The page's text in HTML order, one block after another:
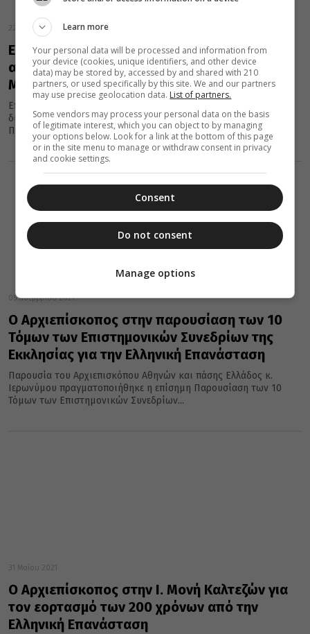
22 Νοεμβρίου 2021
Επιστημονική Εσπερίδα για τα 200 χρόνια
από την Ελληνική Επανάσταση στη
Μητρόπολη Λαρίσης
Επιστημονική Εσπερίδα για την Ελληνική Επανάσταση του 1821,
διοργανώνει η Μητρόπολη Λαρίσης, σε συνεργασία με την
Περιφέρεια Θεσσαλίας, τον...
05 Νοεμβρίου 2021
Ο Αρχιεπίσκοπος στην παρουσίαση των 10
Τόμων των Επιστημονικών Συνεδρίων της
Εκκλησίας για την Ελληνική Επανάσταση
Παρουσία του Αρχιεπισκόπου Αθηνών και πάσης Ελλάδος κ.
Ιερωνύμου πραγματοποιήθηκε η επίσημη Παρουσίαση των 10
Τόμων των Επιστημονικών Συνεδρίων...
31 Μαΐου 2021
Ο Αρχιεπίσκοπος στην Ι. Μονή Καλτεζών για
τον εορτασμό των 200 χρόνων από την
Ελληνική Επανάσταση
Learn more
Your personal data will be processed and information from
your device (cookies, unique identifiers, and other device
data) may be stored by, accessed by and shared with 210
partners, or used specifically by this site. We and our partners
may use precise geolocation data. List of partners.
Some vendors may process your personal data on the basis
of legitimate interest, which you can object to by managing
your options below. Look for a link at the bottom of this page
or in the site menu to manage or withdraw consent in privacy
and cookie settings.
Consent
Do not consent
Manage options